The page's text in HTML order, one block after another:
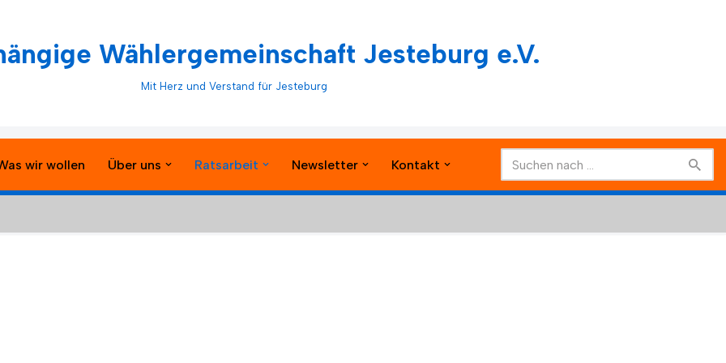
Wählergemeinschaft Jesteburg e.V.
Mit Herz und Verstand für Jesteburg
wir wollen Über uns Ratsarbeit Newsletter Kontakt